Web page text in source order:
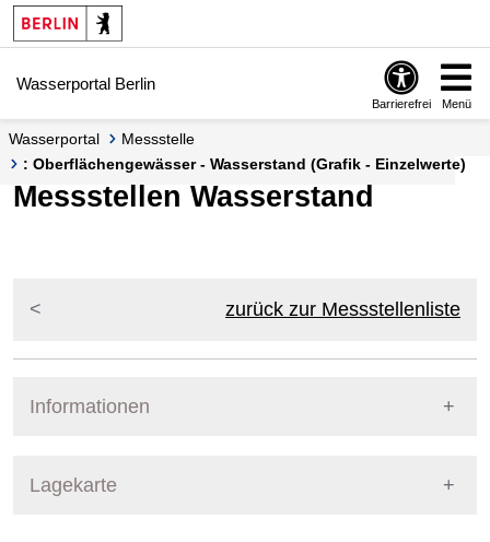
Springe zur Navigation
Springe zum Inhalt
Wasserportal Berlin
Barrierefrei Menü
Wasserportal
Messstelle
: Oberflächengewässer - Wasserstand (Grafik - Einzelwerte)
Messstellen Wasserstand
zurück zur Messstellenliste
Informationen
Lagekarte